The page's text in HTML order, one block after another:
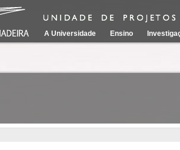
A Universidade Ensino